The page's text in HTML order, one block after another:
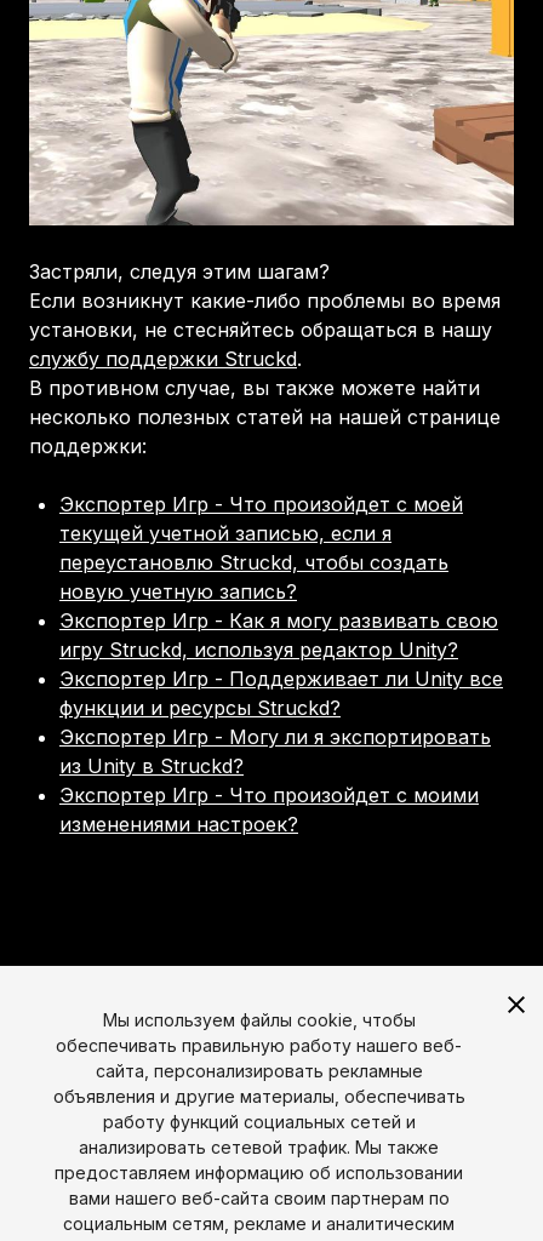
Застряли, следуя этим шагам?
Если возникнут какие-либо проблемы во время
установки, не стесняйтесь обращаться в нашу
службу поддержки Struckd.
В противном случае, вы также можете найти
несколько полезных статей на нашей странице
поддержки:
Экспортер Игр - Что произойдет с моей
текущей учетной записью, если я
переустановлю Struckd, чтобы создать
новую учетную запись?
Экспортер Игр - Как я могу развивать свою
игру Struckd, используя редактор Unity?
Экспортер Игр - Поддерживает ли Unity все
функции и ресурсы Struckd?
Экспортер Игр - Могу ли я экспортировать
из Unity в Struckd?
Экспортер Игр - Что произойдет с моими
изменениями настроек?
Мы используем файлы cookie, чтобы
обеспечивать правильную работу нашего веб-
сайта, персонализировать рекламные
объявления и другие материалы, обеспечивать
работу функций социальных сетей и
анализировать сетевой трафик. Мы также
предоставляем информацию об использовании
вами нашего веб-сайта своим партнерам по
социальным сетям, рекламе и аналитическим